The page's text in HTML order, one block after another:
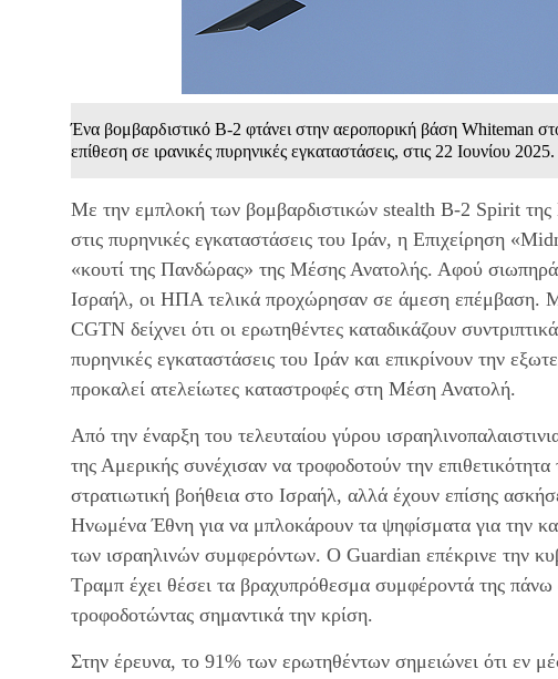
Ένα βομβαρδιστικό B-2 φτάνει στην αεροπορική βάση Whiteman
επίθεση σε ιρανικές πυρηνικές εγκαταστάσεις, στις 22 Ιουνίου
Με την εμπλοκή των βομβαρδιστικών stealth B-2 Spirit
στις πυρηνικές εγκαταστάσεις του Ιράν, η Επιχείρηση
«κουτί της Πανδώρας» της Μέσης Ανατολής. Αφού σιωπηρά
Ισραήλ, οι ΗΠΑ τελικά προχώρησαν σε άμεση επέμβαση.
CGTN δείχνει ότι οι ερωτηθέντες καταδικάζουν
πυρηνικές εγκαταστάσεις του Ιράν και επικρίνουν την
προκαλεί ατελείωτες καταστροφές στη Μέση Ανατολή.
Από την έναρξη του τελευταίου γύρου
της Αμερικής συνέχισαν να τροφοδοτούν την
στρατιωτική βοήθεια στο Ισραήλ, αλλά έχουν επίσης
Ηνωμένα Έθνη για να μπλοκάρουν τα ψηφίσματα για την
των ισραηλινών συμφερόντων. Ο Guardian επέκρινε την
Τραμπ έχει θέσει τα βραχυπρόθεσμα συμφέροντά της πάνω
τροφοδοτώντας σημαντικά την κρίση.
Στην έρευνα, το 91% των ερωτηθέντων σημειώνει ότι εν